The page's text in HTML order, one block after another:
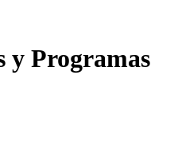
y Programas